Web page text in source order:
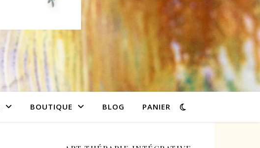
BOUTIQUE BLOG PANIER